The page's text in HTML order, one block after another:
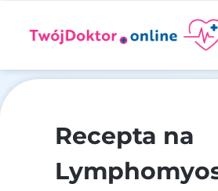
Recepta na